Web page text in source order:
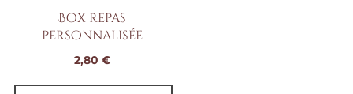
Box repas
personnalisée
2,80 €